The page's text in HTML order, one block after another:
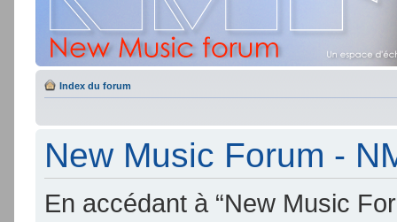
Index du forum
New Music Forum -
En accédant à “New Music